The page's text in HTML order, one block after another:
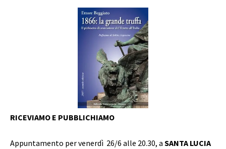
RICEVIAMO E PUBBLICHIAMO
Appuntamento per venerdì 26/6 alle 20.30, a SANTA LUCIA